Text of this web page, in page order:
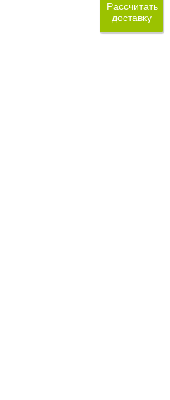
Рассчитать
доставку